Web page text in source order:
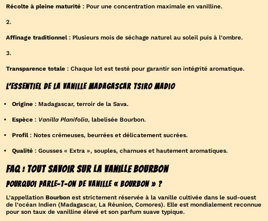
Récolte à pleine maturité : Pour une concentration maximale en vanilline.
Affinage traditionnel: Plusieurs mois de séchage naturel au soleil puis à l’ombre.
Transparence totale : Chaque lot est testé pour garantir son intégrité aromatique.
L’essentiel de la Vanille Madagascar Tsiro Madio
Origine : Madagascar, terroir de la Sava.
Espèce : Vanilla Planifolia, labelisée Bourbon.
Profil: Notes crémeuses, beurrées et délicatement sucrées.
Qualité : Gousses « Extra », souples, charnues et hautement aromatiques.
FAQ : Tout savoir sur la Vanille Bourbon
Pourquoi parle-t-on de vanille « Bourbon » ?
L’appellation Bourbon est strictement réservée à la vanille cultivée dans le sud-ouest
de l’océan Indien (Madagascar, La Réunion, Comores). Elle est mondialement reconnue
pour son taux de vanilline élevé et son parfum suave typique.